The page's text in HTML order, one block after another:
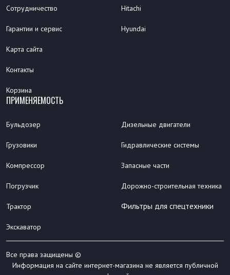
Сотрудничество
Гарантии и сервис
Карта сайта
Контакты
Корзина
Hitachi
Hyundai
ПРИМЕНЯЕМОСТЬ
Бульдозер
Грузовики
Компрессор
Погрузчик
Трактор
Экскаватор
Дизельные двигатели
Гидравлические системы
Запасные части
Дорожно-строительная техника
Фильтры для спецтехники
Все права защищены ©
Информация на сайте интернет-магазина не является публичной